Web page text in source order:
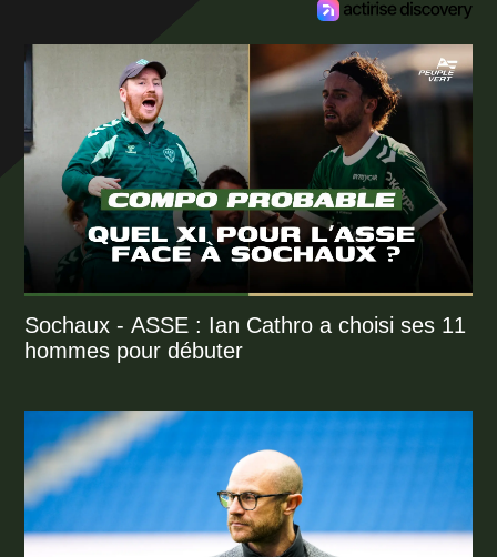
Sochaux - ASSE : Ian Cathro a choisi ses 11
hommes pour débuter